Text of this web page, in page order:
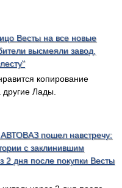
Весты на все новые
высмеяли завод,
копирование
Лады.
пошел навстречу:
с заклинившим
2 дня после покупки Весты